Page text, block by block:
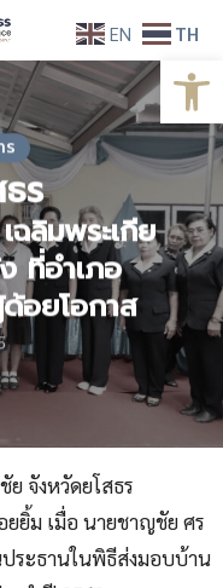
ร
ร
ฉลิมพระเกีย
ที่อำเภอ
อยโอกาส
จังหวัดยโสธร
ยิ้ม เมื่อ นายชาญชัย ศร
ประธานในพิธีส่งมอบบ้าน
EN TH